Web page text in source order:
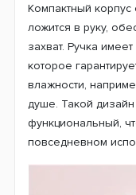
Компактный
ложится в руку,
захват. Ручка
которое
влажности,
душе. Такой
функциональный,
повседневном